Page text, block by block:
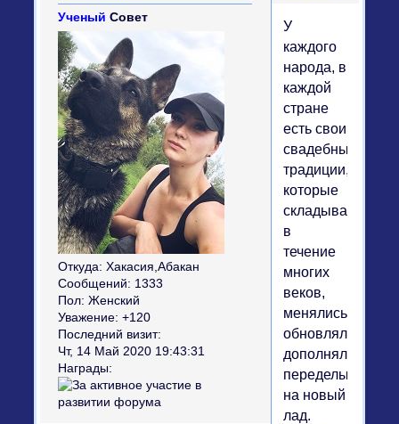
Ученый Совет
Откуда: Хакасия,Абакан
Сообщений: 1333
Пол: Женский
Уважение: +120
Последний визит:
Чт, 14 Май 2020 19:43:31
Награды:
У
каждого
народа, в
каждой
стране
есть свои
свадебные
традиции,
которые
складывались
в
течение
многих
веков,
менялись,
обновлялись,
дополнялись,
переделывались
на новый
лад.